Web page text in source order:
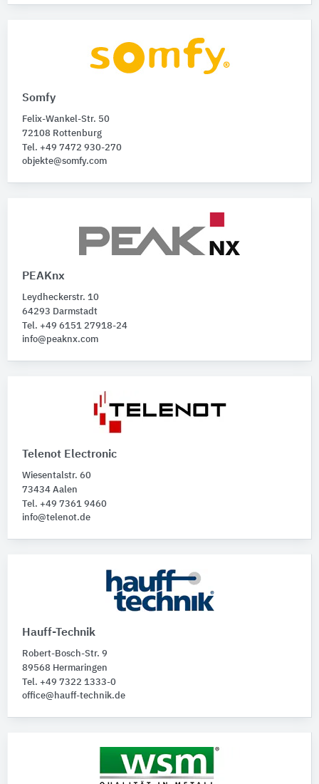
Somfy
Felix-Wankel-Str. 50
72108 Rottenburg
Tel. +49 7472 930-270
objekte@somfy.com
PEAKnx
Leydheckerstr. 10
64293 Darmstadt
Tel. +49 6151 27918-24
info@peaknx.com
Telenot Electronic
Wiesentalstr. 60
73434 Aalen
Tel. +49 7361 9460
info@telenot.de
Hauff-Technik
Robert-Bosch-Str. 9
89568 Hermaringen
Tel. +49 7322 1333-0
office@hauff-technik.de